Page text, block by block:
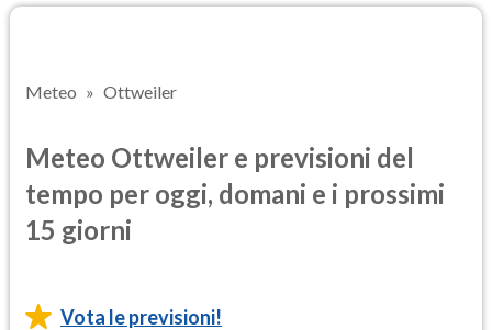
Meteo Ottweiler
Meteo Ottweiler e previsioni del
tempo per oggi, domani e i prossimi
15 giorni
Vota le previsioni!